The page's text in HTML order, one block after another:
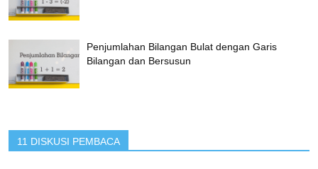
Penjumlahan Bilangan Bulat dengan Garis
Bilangan dan Bersusun
11 DISKUSI PEMBACA